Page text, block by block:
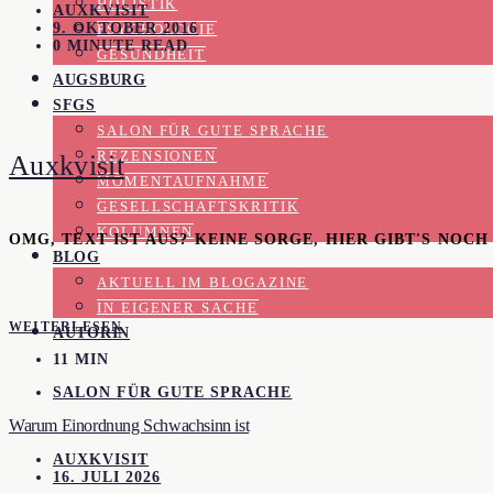
HOLISTIK
PSYCHOLOGIE
GESUNDHEIT
AUGSBURG
SFGS
SALON FÜR GUTE SPRACHE
REZENSIONEN
MOMENTAUFNAHME
GESELLSCHAFTSKRITIK
KOLUMNEN
BLOG
AKTUELL IM BLOGAZINE
IN EIGENER SACHE
AUTORIN
AUXKVISIT
9. OKTOBER 2016
0 MINUTE READ
Auxkvisit
OMG, TEXT IST AUS? KEINE SORGE, HIER GIBT'S
WEITERLESEN
11 MIN
SALON FÜR GUTE SPRACHE
Warum Einordnung Schwachsinn ist
AUXKVISIT
16. JULI 2026